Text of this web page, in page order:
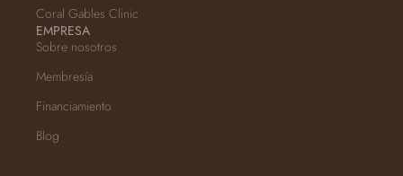
Coral Gables Clinic
EMPRESA
Sobre nosotros
Membresía
Financiamiento
Blog